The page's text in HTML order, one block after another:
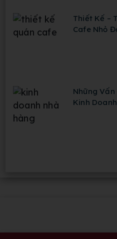
Thiết Kế –
Cafe Nhỏ
Những
Kinh